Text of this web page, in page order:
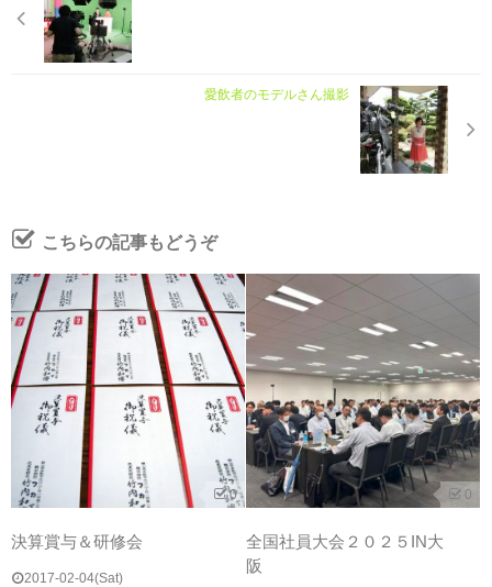
愛飲者のモデルさん撮影
こちらの記事もどうぞ
0
決算賞与＆研修会
2017-02-04(Sat)
0
全国社員大会２０２５IN大
阪